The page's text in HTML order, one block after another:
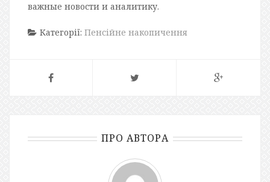
важные новости и аналитику.
Категорії: Пенсійне накопичення
ПРО АВТОРА